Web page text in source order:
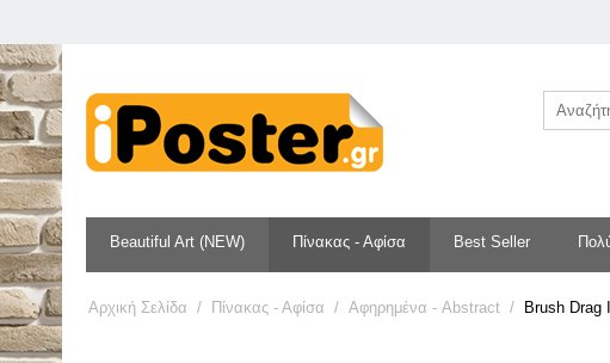
Beautiful Art (NEW) Πίνακας - Αφίσα Best Seller
Αρχική Σελίδα / Πίνακας - Αφίσα / Αφηρημένα - Abstract / Brush Drag